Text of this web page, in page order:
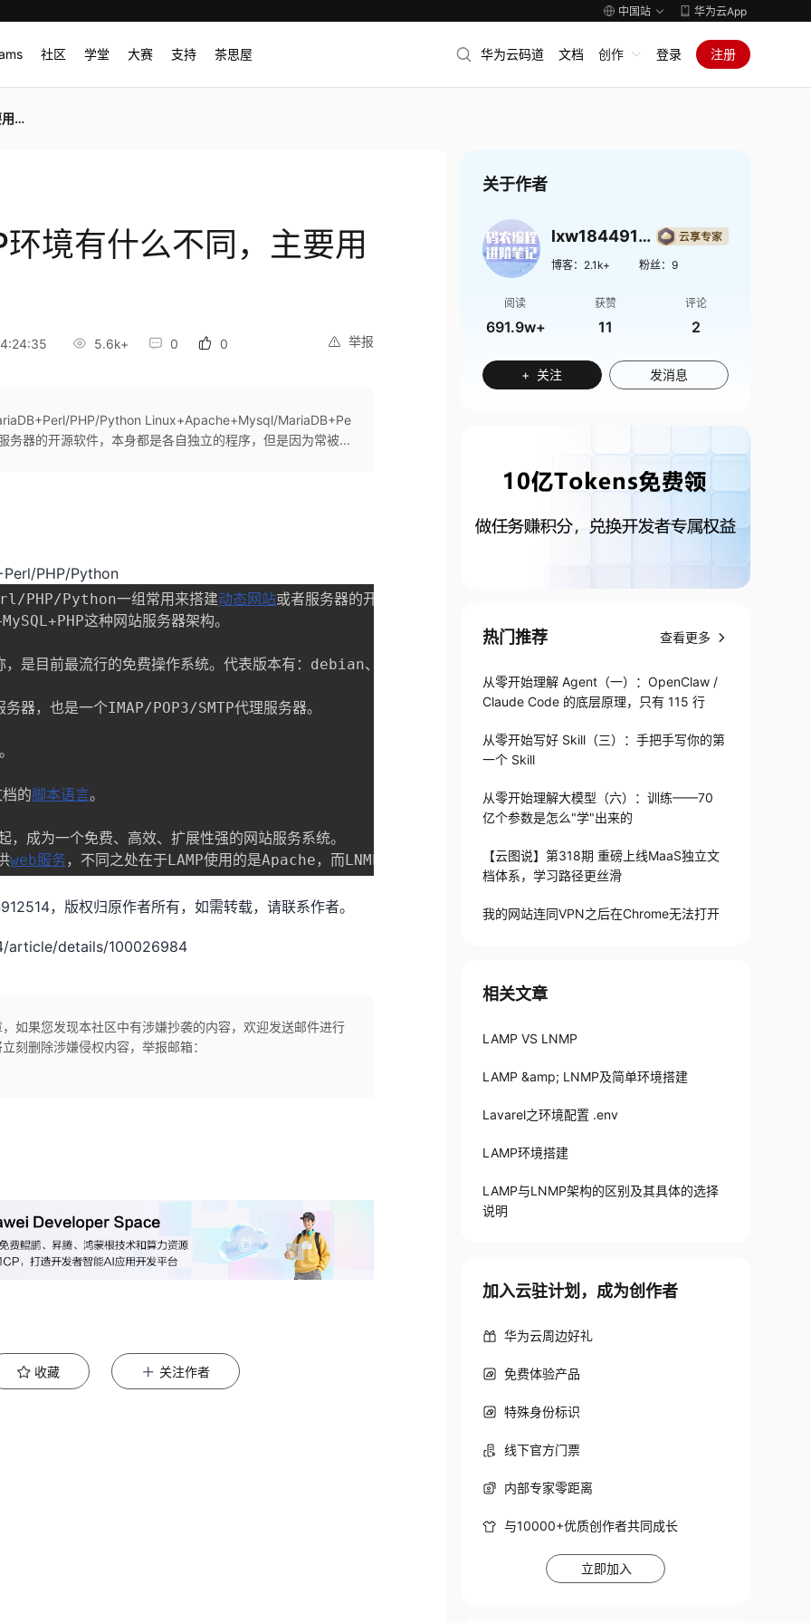
中国站 华为云App
社区 学堂 大赛 支持 茶思屋 华为云码道 文档 创作 登录 注册
方
境有什么不同，主要用
举报
5.6k+ 0 0
PHP/Python Linux+Apache+Mysql/MariaDB+Pe
器的开源软件，本身都是各自独立的程序，但是因为常被...
PHP/Python
PHP/Python一组常用来搭建动态网站或者服务器的开源软件，本身都是各自独立的程序，但是因为常被放在一起使用
这种网站服务器架构。
，是目前最流行的免费操作系统。代表版本有：debian、centos、ubuntu、fedora、gentoo等。
器，也是一个IMAP/POP3/SMTP代理服务器。
的脚本语言。
成为一个免费、高效、扩展性强的网站服务系统。
web服务
，版权归原作者所有，如需转载，请联系作者。
article/details/100026984
如果您发现本社区中有涉嫌抄袭的内容，欢迎发送邮件进行
刻删除涉嫌侵权内容，举报邮箱：
收藏 关注作者
关于作者
lxw1844912514
博客： 2.1k+ 粉丝： 9
阅读
691.9w+
获赞
11
评论
2
+ 关注 发消息
热门推荐 查看更多
从零开始理解 Agent（一）：OpenClaw /
Claude Code 的底层原理，只有 115 行
从零开始写好 Skill（三）：手把手写你的第
一个 Skill
从零开始理解大模型（六）：训练——70
亿个参数是怎么"学"出来的
【云图说】第318期 重磅上线MaaS独立文
档体系，学习路径更丝滑
我的网站连同VPN之后在Chrome无法打开
相关文章
LAMP VS LNMP
LAMP &amp; LNMP及简单环境搭建
Lavarel之环境配置 .env
LAMP环境搭建
LAMP与LNMP架构的区别及其具体的选择
说明
加入云驻计划，成为创作者
华为云周边好礼
免费体验产品
特殊身份标识
线下官方门票
内部专家零距离
与10000+优质创作者共同成长
立即加入